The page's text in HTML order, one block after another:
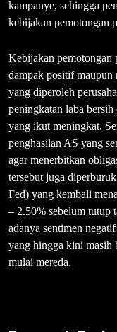
kampanye, sehingga
kebijakan pemotongan
Kebijakan pemotongan
dampak positif maupun
yang diperoleh
peningkatan laba
yang ikut meningkat.
penghasilan AS yang
agar menerbitkan
tersebut juga
Fed) yang kembali
– 2.50% sebelum tutup
adanya sentimen
yang hingga kini masih
mulai mereda.